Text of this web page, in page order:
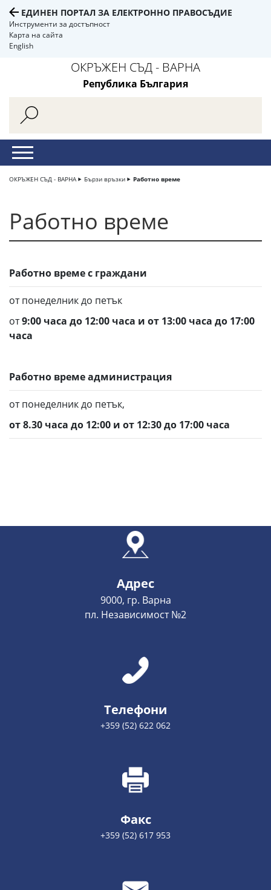
ЕДИНЕН ПОРТАЛ ЗА ЕЛЕКТРОННО ПРАВОСЪДИЕ
Инструменти за достъпност
Карта на сайта
English
ОКРЪЖЕН СЪД - ВАРНА
Република България
ОКРЪЖЕН СЪД - ВАРНА Бързи връзки Работно време
Работно време
Работно време с граждани
от понеделник до петък
от9:00 часа до 12:00 часа и от 13:00 часа до 17:00
часа
Работно време администрация
от понеделник до петък,
от 8.30 часа до 12:00 и от 12:30 до 17:00 часа
Адрес
9000, гр. Варна
пл. Независимост №2
Телефони
+359 (52) 622 062
Факс
+359 (52) 617 953